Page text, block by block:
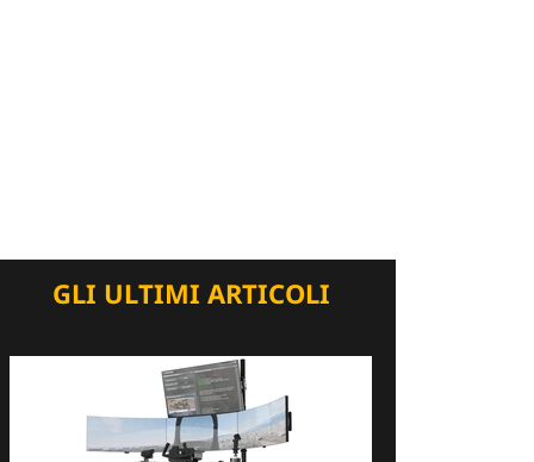
GLI ULTIMI ARTICOLI